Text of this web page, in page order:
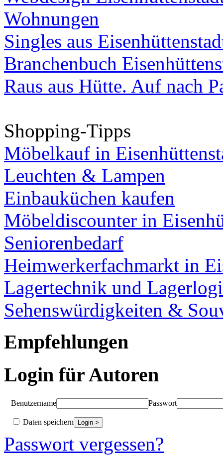
Wohnungen
Singles aus
Branchenbuch
Raus aus Hütte. Auf nach
Shopping-Tipps
Möbelkauf in
Leuchten & Lampen
Einbauküchen kaufen
Möbeldiscounter in
Seniorenbedarf
Heimwerkerfachmarkt in
Lagertechnik und
Sehenswürdigkeiten &
Empfehlungen
Login für Autoren
Benutzername Passwort
Daten speichern
Passwort vergessen?